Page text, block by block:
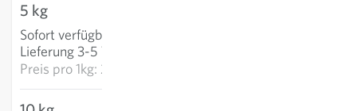
5 kg
Sofort verfügbar
Lieferung 3-5 Tage
Preis pro1kg: 21,79 €